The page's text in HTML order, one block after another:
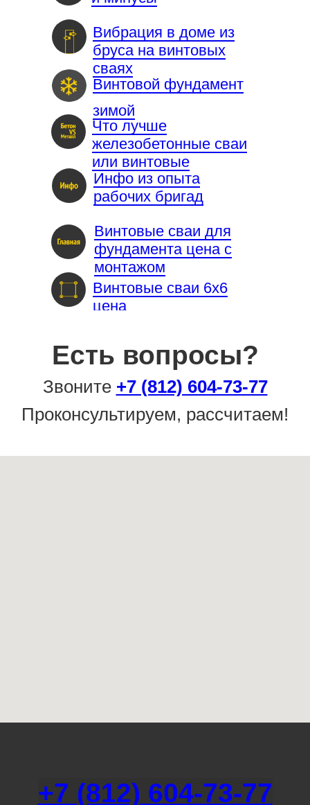
Инфо из опыта
рабочих бригад
Вибрация в доме из
бруса на винтовых
сваях
Что лучше
железобетонные сваи
или винтовые
Винтовые сваи для
фундамента цена с
монтажом
Винтовой фундамент
зимой
Винтовые сваи 6х6
цена
Есть вопросы?
Звоните +7 (812) 604-73-77
Проконсультируем, рассчитаем!
+7 (812) 604-73-77